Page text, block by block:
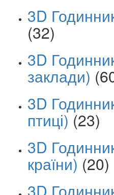
3D
(32)
3D
заклади)
3D
птиці) (23)
3D
країни) (20)
3D